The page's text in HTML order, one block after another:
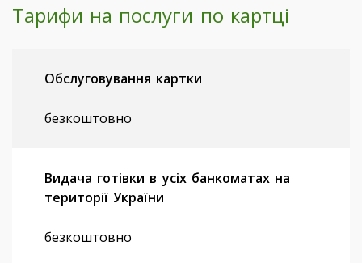
Тарифи на послуги по картці
Обслуговування картки
безкоштовно
Видача готівки в усіх банкоматах на
території України
безкоштовно